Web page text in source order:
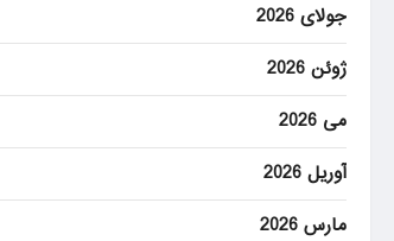
جولای 2026
ژوئن 2026
می 2026
آوریل 2026
مارس 2026